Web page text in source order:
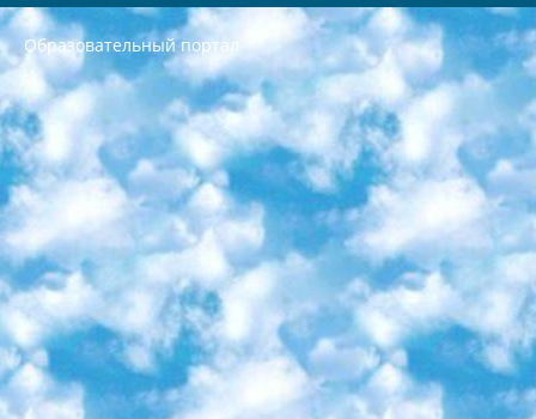
Образовательный портал
РЕСПУБЛИКА УЗБЕКИСТАН МИНИСТРЕРСТВО ДОШКОЛЬНОГО И ШКОЛЬНОГО ОБРАЗОВАНИЯ КОМАНДА в общеобразовательных учреждениях в 2023-2024 учебном году организация и проведение итоговой государственной аттестации обучающихся о Министра дошкольного и школьного образования Республики Узбекистан от 4 марта 2008 года (постановлением Минюста от 20 марта 2008 года № 1778 государственной регистрации) «Итоговое состояние учащихся общего среднего образования на основании положения об утверждении положения об аттестации общего среднего образования выпускной экзамен студентов в образовательных учреждениях в 2023-2024 учебном году В целях организации и прохождения аттестации приказываю: 1. Следующее: перечень предметов, по которым будет проводиться итоговая государственная аттестация и экзамен формы перевода согласно приложению 1; сертификаты международного образца, оценивающие уровень владения иностранными языками перечень согласно приложению 2; 2. Педагогический при специализированных образовательных учреждениях. научно-практический центр квалификации и международной оценки (Д.Давидова) 2024 г. До 25 марта: задания по предметам, по которым будет проводиться итоговая аттестация разработка и утверждение технических условий; итоговая аттестация на основании разработанного предметного задания разработка вопросов по предметам (устно и письменно), экзамен передача; общеобразовательные средние школы и специальные учебные заведения учащиеся выпускных классов школ и интернатов в агентской системе подготовка базы данных экзаменационных материалов и критериев оценки; перевод базы экзаменационных материалов на все языки обучения подать в Республиканский образовательный центр для изготовления; варианты экзаменов на основе разработанных контрольных материалов пусть будут поставлены задачи формирования. 3. Республиканский образовательный центр (Ш.Худайкулов) до 5 апреля 2024 года. до: база данных предоставленных экзаменационных материалов на все языки обучения перевод и экспертиза; для слепых, слабовидящих, глухих, слабослышащих и умственно отсталых детей учащиеся выпускных классов специализированных школ и школ-интернатов база данных экзаменационных материалов на всех преподаваемых языках подготовка критериев оценки; специализированные школы для умственно отсталых детей и технологии для учащихся выпускных классов школ-интернатов разработка соответствующих рекомендаций и критериев проведения ЕГЭ по естествознанию давать задания. 4. Педагогический при специализированных образовательных учреждениях. Научно-практический центр навыков и международной оценки (Д.Давидова), Республика образовательный центр (Худайкулов Ш.) итоговый государственный аттестационный экзамен ориентирован на творческое и логическое мышление при подготовке базы материалов учитывать введение заданий. 5. Следует отметить, что: сертификат государственного образца о знании общеобразовательного предмета и как минимум национальный уровень B1 по предметам на иностранных языках, указанным в Приложении 2. или международно признанный сертификат эквивалентного уровня студенты, изучающие определенный предмет, освобождаются от экзамена; по соответствующим предметам запланирована итоговая государственная аттестация за день до дня, путем жеребьевки Рабочей группой (в письменной форме по предметам, проводимым в форме) из числа сформированных вариантов выбрано 2 варианта; 2 выбранных варианта экзамена анонсированы на официальном сайте министерства и все выпускники по всей стране на основе этих вариантов проводит итоговую государственную аттестацию. 6. Государственное образование учащихся средних общеобразовательных учреждений. знания в соответствии с квалификационными требованиями, которые необходимо приобрести на основании стандартов итоговый (выпускной) контроль для 9 и 11 классов в целях тестирования Экзамены (далее – экзамены) состоят из предметов, перечисленных в приложении 1. будет сделано. 7. Экзамены пройдут с 26 мая по 15 июня 2024 г. (кроме науки физического воспитания). 8. Физическая для учащихся 9 классов общесредних образовательных учреждений. Экзамены по предмету «Образование, квалификация медицина» 1-6 мая 2024 года. сотрудники перевести под присмотр (с отклонениями в физическом или умственном развитии) специализированная школа для детей, школы-интернаты и со сколиозом школы-интернаты санаторного типа для больных детей исключены). 9. Он был слепым, слабовидящим и имел нарушения опорно-двигательного аппарата. экзамены в специализированных школах и интернатах для детей должны проводиться исходя из требований, предъявляемых к общеобразовательным учреждениям (физкультура кроме науки). 10. Специализированная школа для глухих и слабослышащих детей. и экзамены в интернатах и быть реализован в виде письменного теста по математике. 11. Специальность для умственно отсталых детей. Для 9 класса Родной язык и литературное письмо Государственный язык (язык обучения – узбекский). для неклассов) написано Математическое письмо Письменная/устная история Узбекистана Физическое воспитание практично Итоговый контроль Для 11 класса Написание родного языка и литературы (эссе) Математическое письмо Узбекский язык (обучение на узбекском языке) не посещающее общее среднее образование для учреждений)/Образовательное учреждение выбор письменный и устный Иностранный язык письменный/устный Письменная/устная история Узбекистана *По выбору студента:  Химия  Физика  Основы государственного права  География 10 бесплатных образовательных ресурсов - Мы составили подборку онлайн-проектов с интерактивными упражнениями, видеолекциями и статьями. Они помогут вам обрести новые и освежить старые знания бесплатно. 1. «ИНТУИТ» Старейшая образовательная площадка Рунета. Здесь вы найдёте сотни текстовых и видеокурсов на десятки различных тем — от программирования до психологии. Многие курсы подготовлены российскими университетами и крупными международными компаниями вроде Intel и Microsoft. Самостоятельное обучение бесплатное, но желающие могут оплатить услуги персональных наставников. 2. «Смартия» знакомит с актуальными профессиями и подсказывает, как им обучаться. Выбрав заинтересовавшую вас специальность — SMM-специалист, фотограф, веб-дизайнер или другую, — увидите список необходимых для неё умений. Чтобы вы могли освоить их самостоятельно, для каждого умения площадка отображает подборку ссылок на учебные материалы. Хотя «Смартия» ориентируется на русскоязычную аудиторию, часть контента всё же доступна только на английском. 3. «Лекторий Физтеха» Проект Московского физико-технического института (Физтеха). С его помощью вы можете смотреть онлайн серии лекций, записанные на видео в этом вузе. В числе доступных предметов — физика, биология, химия, информационные технологии и другие. К некоторым лекциям администрация ресурса прилагает готовые конспекты, которые можно скачивать в PDF-формате. 4. ITMOcourses Онлайн-площадка Санкт-Петербургского национального исследовательского университета информационных технологий, механики и оптики (ИТМО). Ресурс предоставляет свободный доступ к курсам, разработанным в этом вузе. Каталог материалов разбит на четыре категории: «Оптические системы и технологии», «Приборостроение и робототехника», «Информационные технологии» и «Биотехнологии». Курсы состоят из видеолекций, интерактивных демонстраций и заданий. 5. «КиберЛенинка» Электронная научная библиотека открытого доступа. Каталог площадки регулярно обрастает текстами статей из различных научных изданий. Сгруппированные по журналам и рубрикам публикации можно читать онлайн или скачивать целиком в PDF-формате. Проект нацелен на популяризацию науки за счёт открытого доступа к качественной информации. 6. «ПостНаука» На этом ресурсе публикуют подборки видеолекций, составленные экспертами из разных отраслей и объединённые общими темами. Среди них, к примеру, есть серии «Биоинформатика и геномика», «Культура средневековой Скандинавии» и Cinema Studies о теории кино. Каждая подборка лекций — логически связанная история, рассказанная экспертом от первого лица. Кроме того, на сайте появляются научно-образовательные статьи и тесты на разные темы. 7. «Newочём» Команда проекта «Newочём» отбирает самые интересные тексты из англоязычных СМИ и переводит те из них, за которые голосуют участники сообщества «ВКонтакте». По большей части это научно-популярные статьи. Редакторы придумывают лишь заголовки, в остальном содержание переводов соответствует оригиналам. Полные тексты можно читать прямо в социальной сети. 8. InternetUrok Онлайн-база материалов по основным дисциплинам школьной программы. Информация на сайте структурирована по классам, предметам и темам (урокам). Каждый урок состоит из видеолекций и конспектов. Есть также интерактивные тренажёры и тесты для закрепления пройденного материала. Даже если вы давно окончили школу, возможность повторить программу старших классов всегда может пригодиться. 9. Edutainme Ещё один ресурс об образовании. В отличие от Newtonew, как мне кажется, Edutainme больше ориентируется на представителей индустрии: педагогов, предпринимателей, разработчиков образовательных проектов. Но и любой, кто просто стремится к саморазвитию, найдёт на сайте много полезного и интересного для себя. Например, информацию о новых курсах и образовательных сервисах. 10. Newtonew Онлайн-медиа об образовании и обучении в широком смысле. Авторы Newtonew пишут об инструментах, заведениях, тактиках и стратегиях, которые помогают учить других и получать новые знания самостоятельно. На этой площадке вы найдёте новости, обзоры, аналитические мат